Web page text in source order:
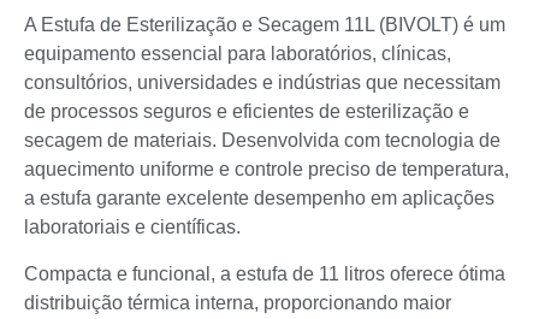
A Estufa de Esterilização e Secagem 11L (BIVOLT) é um
equipamento essencial para laboratórios, clínicas,
consultórios, universidades e indústrias que necessitam
de processos seguros e eficientes de esterilização e
secagem de materiais. Desenvolvida com tecnologia de
aquecimento uniforme e controle preciso de temperatura,
a estufa garante excelente desempenho em aplicações
laboratoriais e científicas.
Compacta e funcional, a estufa de 11 litros oferece ótima
distribuição térmica interna, proporcionando maior